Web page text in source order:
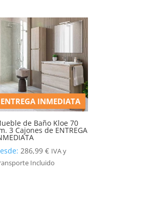
ENTREGA INMEDIATA
de Baño Kloe 70
3 Cajones de ENTREGA
286,99 € IVA y
Incluido